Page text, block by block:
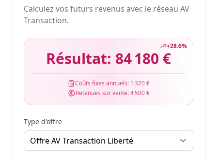
Calculez vos futurs revenus avec le réseau AV
Transaction.
+28.6%
Résultat: 84 180 €
Coûts fixes annuels: 1 320 €
Retenues sur vente:4 500 €
Type d'offre